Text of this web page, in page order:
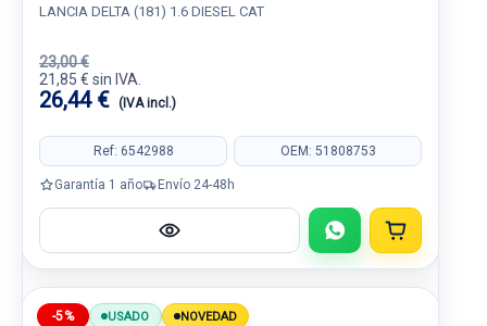
LANCIA DELTA (181) 1.6 DIESEL CAT
23,00 €
21,85 € sin IVA.
26,44 € (IVA incl.)
Ref: 6542988 OEM: 51808753
Garantía 1 año Envío 24-48h
-5% USADO NOVEDAD